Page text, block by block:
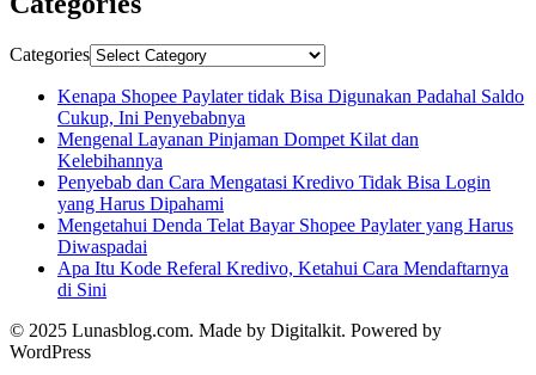
Categories
Kenapa Shopee Paylater tidak Bisa Digunakan Padahal Saldo
Cukup, Ini Penyebabnya
Mengenal Layanan Pinjaman Dompet Kilat dan
Kelebihannya
Penyebab dan Cara Mengatasi Kredivo Tidak Bisa Login
yang Harus Dipahami
Mengetahui Denda Telat Bayar Shopee Paylater yang Harus
Diwaspadai
Apa Itu Kode Referal Kredivo, Ketahui Cara Mendaftarnya
di Sini
© 2025 Lunasblog.com. Made by Digitalkit. Powered by
WordPress